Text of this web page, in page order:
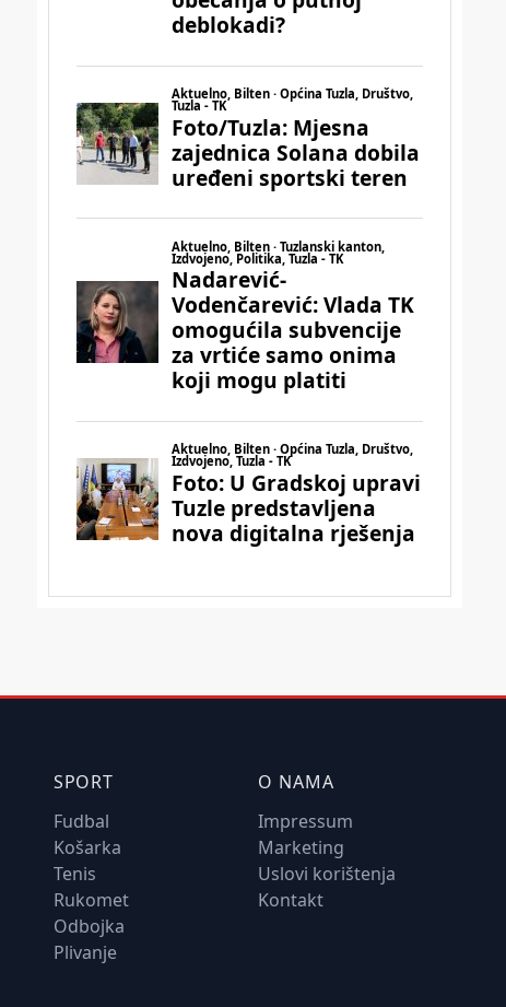
SPORT
Fudbal
Košarka
Tenis
Rukomet
Odbojka
Plivanje
O NAMA
Impressum
Marketing
Uslovi korištenja
Kontakt